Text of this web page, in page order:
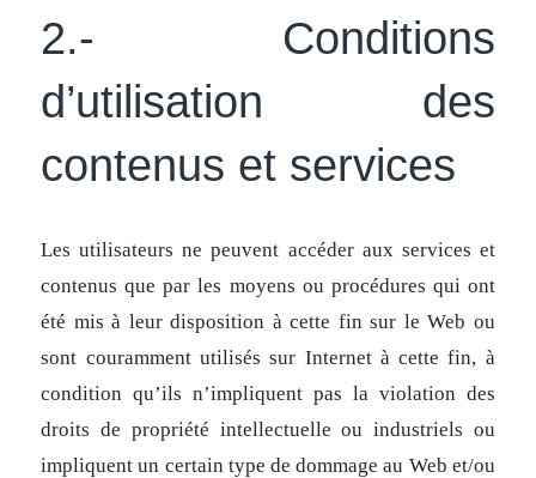
2.- Conditions
d’utilisation des
contenus et services
Les utilisateurs ne peuvent accéder aux services et
contenus que par les moyens ou procédures qui ont
été mis à leur disposition à cette fin sur le Web ou
sont couramment utilisés sur Internet à cette fin, à
condition qu’ils n’impliquent pas la violation des
droits de propriété intellectuelle ou industriels ou
impliquent un certain type de dommage au Web et/ou